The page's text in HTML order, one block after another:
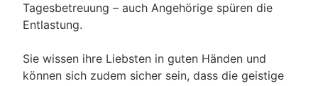
Tagesbetreuung – auch Angehörige spüren die
Entlastung.
Sie wissen ihre Liebsten in guten Händen und
können sich zudem sicher sein, dass die geistige